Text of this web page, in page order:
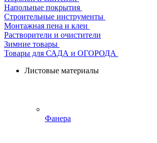
Напольные покрытия
Строительные инструменты
Монтажная пена и клеи
Растворители и очистители
Зимние товары
Товары для САДА и ОГОРОДА
Листовые материалы
Фанера